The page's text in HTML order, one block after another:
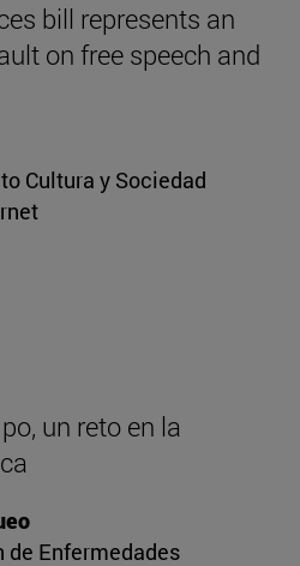
bill represents an
on free speech and
Cultura y Sociedad
un reto en la
de Enfermedades